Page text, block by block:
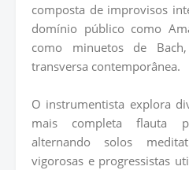
composta de improvisos
domínio público como
como minuetos de
transversa contemporânea.
O instrumentista explora
mais completa flauta
alternando solos
vigorosas e progressistas